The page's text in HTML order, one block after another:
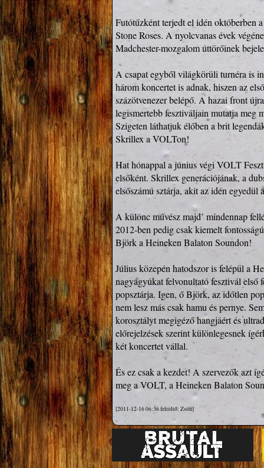
Futótűzként terjedt el idén októberben
Stone Roses. A nyolcvanas évek
Madchester-mozgalom úttörőinek
A csapat egyből világkörüli turnéra is
három koncertet is adnak, hiszen az
százötvenezer belépő. A hazai front
legismertebb fesztiváljain mutatja meg
Szigeten láthatjuk élőben a brit
Skrillex a VOLTon!
Hat hónappal a június végi VOLT
elsőként. Skrillex generációjának, a
elsőszámú sztárja, akit az idén
A különc művész majd’ mindennap
2012-ben pedig csak kiemelt
Björk a Heineken Balaton Soundon!
Július közepén hatodszor is felépül a
nagyágyúkat felvonultató fesztivál első
popsztárja. Igen, ő Björk, az időtlen
nem lesz más csak hamu és pernye.
korosztályt megigéző hangjáért és
előrejelzések szerint különlegesnek
két koncertet vállal.
És ez csak a kezdet! A szervezők azt
meg a VOLT, a Heineken Balaton
[2011-12-16 06:36 feltöltő: Zsófi]